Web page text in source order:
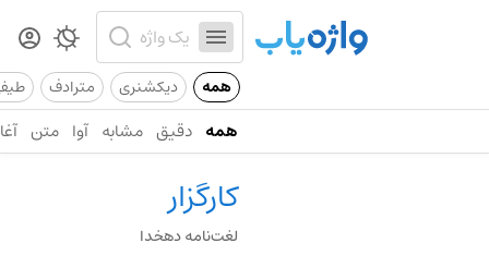
همه دیکشنری مترادف
همه دقیق مشابه آوا متن
کارگزار
لغت‌نامه دهخدا